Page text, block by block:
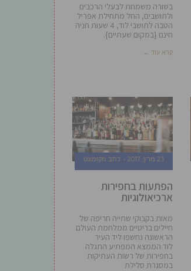
בשורה משמחת לבעלי הרכבים
ולתושבים, החל מתחילת אפריל
הטבה לתושבי לוד, 4 שעות חניה
חינם {במקום שעתיים}.
קרא עוד ←
23 מרץ, 2017 כתב מקומונט
הפתעות בחפירות
ארכיאולוגיות
מאות בקבוקי שתייה חריפה של
חיילים בריטיים ממלחמת העולם
הראשונה נחשפו ליד העיר
לוד הממצא המפתיע התגלה
בחפירות של רשות העתיקות
במסגרת סלילת